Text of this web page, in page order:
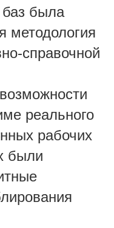
была
методология
справочной
реального
рабочих
были